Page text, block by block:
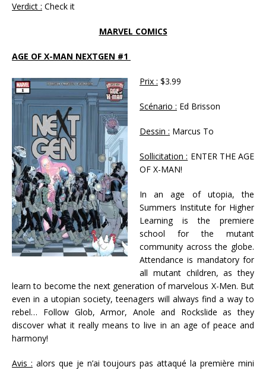
Verdict : Check it
MARVEL COMICS
AGE OF X-MAN NEXTGEN #1
Prix : $3.99
Scénario : Ed Brisson
Dessin : Marcus To
Sollicitation : ENTER THE AGE
OF X-MAN!
In an age of utopia, the
Summers Institute for Higher
Learning is the premiere
school for the mutant
community across the globe.
Attendance is mandatory for
all mutant children, as they
learn to become the next generation of marvelous X-Men. But
even in a utopian society, teenagers will always find a way to
rebel… Follow Glob, Armor, Anole and Rockslide as they
discover what it really means to live in an age of peace and
harmony!
Avis : alors que je n’ai toujours pas attaqué la première mini